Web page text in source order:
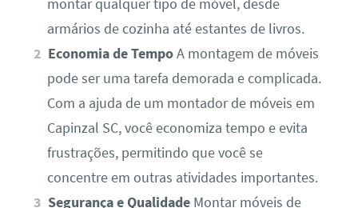
montar qualquer tipo de móvel, desde
armários de cozinha até estantes de livros.
Economia de TempoA montagem de móveis
pode ser uma tarefa demorada e complicada.
Com a ajuda de um montador de móveis em
Capinzal SC, você economiza tempo e evita
frustrações, permitindo que você se
concentre em outras atividades importantes.
Segurança e Qualidade Montar móveis de